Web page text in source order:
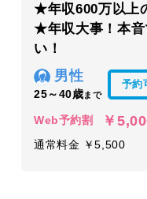
★年収600万以上
★年収大事！本音
い！
男性
25～40歳まで
予約
Web予約割 ￥
通常料金 ￥5,500